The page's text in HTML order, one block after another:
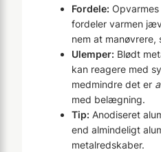
Fordele:
fordeler varmen
nem at manøvrere,
Ulemper: Blødt
kan reagere med
medmindre det er
med belægning.
Tip: Anodiseret
end almindeligt
metalredskaber.